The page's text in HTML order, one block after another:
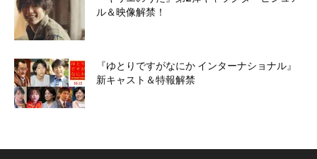
ル＆映像解禁！
『ゆとりですがなにか インターナショナル』
新キャスト＆特報解禁